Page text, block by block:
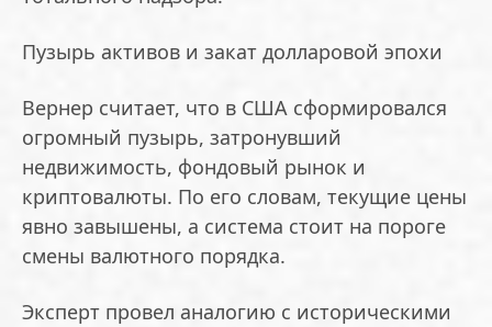
Пузырь активов и закат долларовой эпохи
Вернер считает, что в США сформировался
огромный пузырь, затронувший
недвижимость, фондовый рынок и
криптовалюты. По его словам, текущие цены
явно завышены, а система стоит на пороге
смены валютного порядка.
Эксперт провел аналогию с историческими